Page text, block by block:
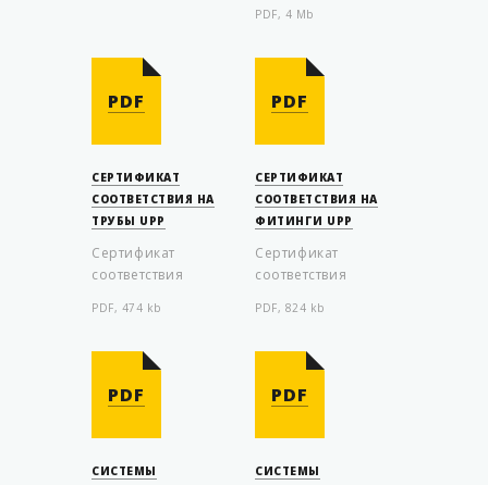
PDF, 4 Mb
PDF
СЕРТИФИКАТ
СООТВЕТСТВИЯ НА
ТРУБЫ UPP
Сертификат
соответствия
PDF, 474 kb
PDF
СЕРТИФИКАТ
СООТВЕТСТВИЯ НА
ФИТИНГИ UPP
Сертификат
соответствия
PDF, 824 kb
PDF
СИСТЕМЫ
PDF
СИСТЕМЫ